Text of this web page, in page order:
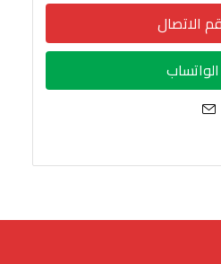
الاتصال
الواتساب